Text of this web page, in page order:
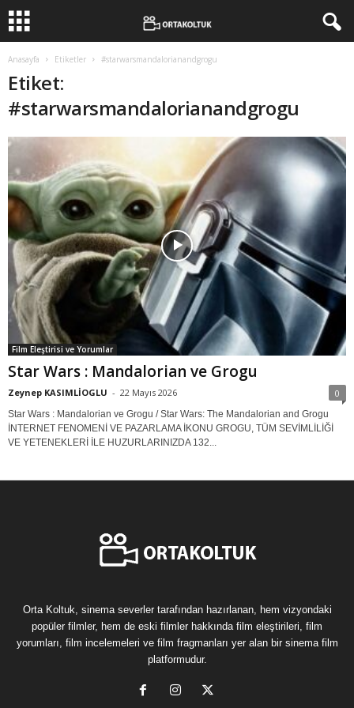
Anasayfa Etiketler #starwarsmandalorianandgrogu
Etiket:
#starwarsmandalorianandgrogu
Film Eleştirisi ve Yorumlar
Star Wars : Mandalorian ve Grogu
Zeynep KASIMLİOGLU - 22 Mayıs 2026 0
Star Wars : Mandalorian ve Grogu / Star Wars: The Mandalorian and Grogu
İNTERNET FENOMENİ VE PAZARLAMA İKONU GROGU, TÜM SEVİMLİLİĞİ
VE YETENEKLERİ İLE HUZURLARINIZDA 132...
Orta Koltuk, sinema severler tarafından hazırlanan, hem vizyondaki
popüler filmler, hem de eski filmler hakkında film eleştirileri, film
yorumları, film incelemeleri ve film fragmanları yer alan bir sinema film
platformudur.